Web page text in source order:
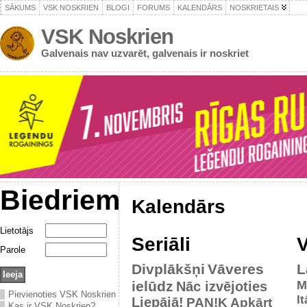
SĀKUMS VSK NOSKRIEN BLOGI FORUMS KALENDĀRS NOSKRIETAIS
VSK Noskrien
Galvenais nav uzvarēt, galvenais ir noskriet
Biedriem
Lietotājs
Parole
Pievienoties VSK Noskrien
Kalendārs
Seriāli
Divplākšņi Vāveres
ielūdz Nāc izvējoties
Liepājā! PAN!K Apkārt